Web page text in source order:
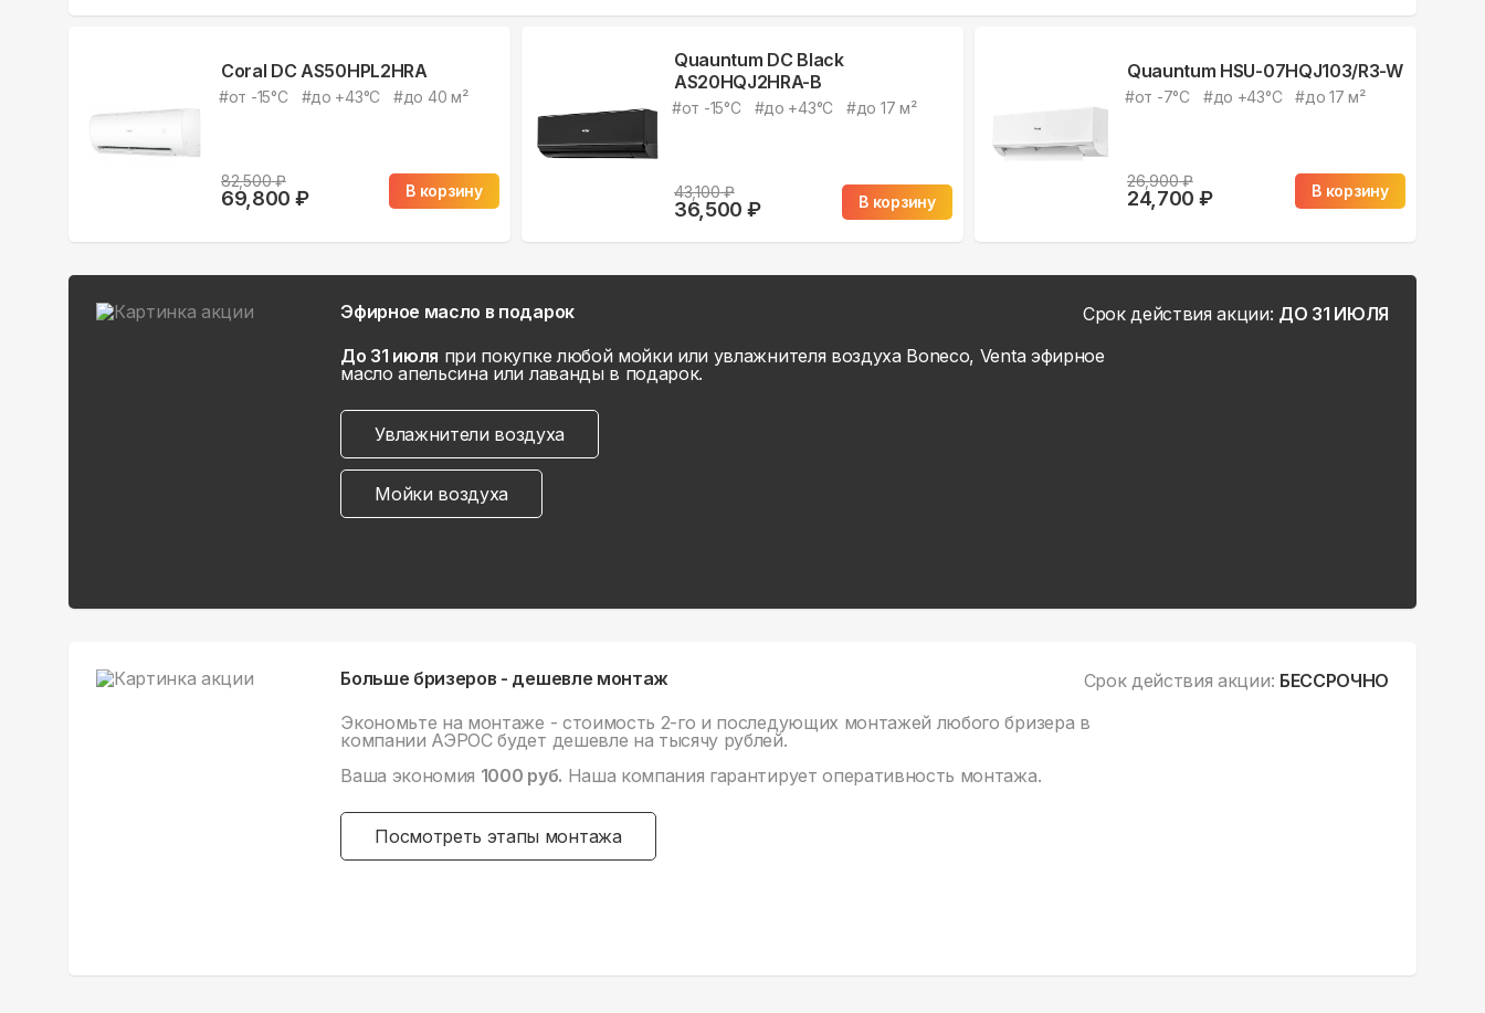
Coral DC AS50HPL2HRA
#от -15°С #до +43°С #до 40 м²
82,500₽
69,800 ₽ В корзину
Quauntum DC Black
AS20HQJ2HRA-B
#от -15°С #до +43°С #до 17 м²
43,100₽
36,500 ₽ В корзину
Quauntum HSU-07HQJ103/R3-W
#от -7°С #до +43°С #до 17 м²
26,900₽
24,700 ₽ В корзину
Эфирное масло в подарок Срок действия акции: ДО 31 ИЮЛЯ
До 31 июля при покупке любой мойки или увлажнителя воздуха Boneco, Venta эфирное
масло апельсина или лаванды в подарок.
Увлажнители воздуха
Мойки воздуха
Больше бризеров - дешевле монтаж Срок действия акции: БЕССРОЧНО
Экономьте на монтаже - стоимость 2-го и последующих монтажей любого бризера в
компании АЭРОС будет дешевле на тысячу рублей.
Ваша экономия 1000 руб. Наша компания гарантирует оперативность монтажа.
Посмотреть этапы монтажа